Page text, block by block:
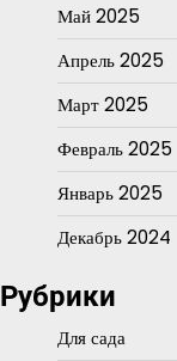
Май 2025
Апрель 2025
Март 2025
Февраль 2025
Январь 2025
Декабрь 2024
Рубрики
Для сада